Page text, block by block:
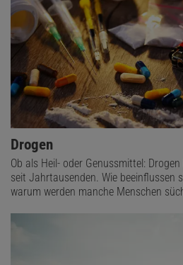
Drogen
Ob als Heil- oder Genussmittel:
seit Jahrtausenden. Wie beeinflussen
warum werden manche Menschen